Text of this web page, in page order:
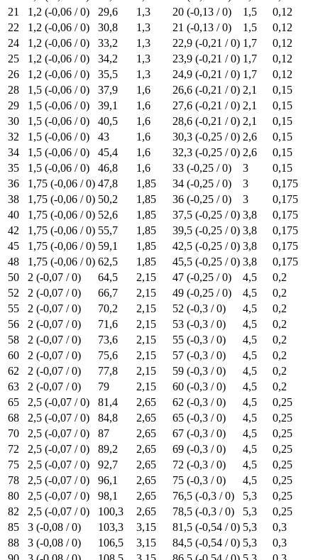
21
1,2 (-0,06 / 0) 29,6 1,3 20 (-0,13 / 0) 1,5
0,12
22
1,2 (-0,06 / 0) 30,8 1,3 21 (-0,13 / 0) 1,5
0,12
24
1,2 (-0,06 / 0) 33,2 1,3 22,9 (-0,21 / 0) 1,7
0,12
25
1,2 (-0,06 / 0) 34,2 1,3 23,9 (-0,21 / 0) 1,7
0,12
26
1,2 (-0,06 / 0) 35,5 1,3 24,9 (-0,21 / 0) 1,7
0,12
28
1,5 (-0,06 / 0) 37,9 1,6 26,6 (-0,21 / 0) 2,1
0,15
29
1,5 (-0,06 / 0) 39,1 1,6 27,6 (-0,21 / 0) 2,1
0,15
30
1,5 (-0,06 / 0) 40,5 1,6 28,6 (-0,21 / 0) 2,1
0,15
32
1,5 (-0,06 / 0) 43 1,6 30,3 (-0,25 / 0) 2,6
0,15
34
1,5 (-0,06 / 0) 45,4 1,6 32,3 (-0,25 / 0) 2,6
0,15
35
1,5 (-0,06 / 0) 46,8 1,6 33 (-0,25 / 0) 3
0,15
36
1,75 (-0,06 / 0) 47,8 1,85 34 (-0,25 / 0) 3
0,175
38
1,75 (-0,06 / 0) 50,2 1,85 36 (-0,25 / 0) 3
0,175
40
1,75 (-0,06 / 0) 52,6 1,85 37,5 (-0,25 / 0) 3,8
0,175
42
1,75 (-0,06 / 0) 55,7 1,85 39,5 (-0,25 / 0) 3,8
0,175
45
1,75 (-0,06 / 0) 59,1 1,85 42,5 (-0,25 / 0) 3,8
0,175
48
1,75 (-0,06 / 0) 62,5 1,85 45,5 (-0,25 / 0) 3,8
0,175
50
2 (-0,07 / 0) 64,5 2,15 47 (-0,25 / 0) 4,5
0,2
52
2 (-0,07 / 0) 66,7 2,15 49 (-0,25 / 0) 4,5
0,2
55
2 (-0,07 / 0) 70,2 2,15 52 (-0,3 / 0) 4,5
0,2
56
2 (-0,07 / 0) 71,6 2,15 53 (-0,3 / 0) 4,5
0,2
58
2 (-0,07 / 0) 73,6 2,15 55 (-0,3 / 0) 4,5
0,2
60
2 (-0,07 / 0) 75,6 2,15 57 (-0,3 / 0) 4,5
0,2
62
2 (-0,07 / 0) 77,8 2,15 59 (-0,3 / 0) 4,5
0,2
63
2 (-0,07 / 0) 79 2,15 60 (-0,3 / 0) 4,5
0,2
65
2,5 (-0,07 / 0) 81,4 2,65 62 (-0,3 / 0) 4,5
0,25
68
2,5 (-0,07 / 0) 84,8 2,65 65 (-0,3 / 0) 4,5
0,25
70
2,5 (-0,07 / 0) 87 2,65 67 (-0,3 / 0) 4,5
0,25
72
2,5 (-0,07 / 0) 89,2 2,65 69 (-0,3 / 0) 4,5
0,25
75
2,5 (-0,07 / 0) 92,7 2,65 72 (-0,3 / 0) 4,5
0,25
78
2,5 (-0,07 / 0) 96,1 2,65 75 (-0,3 / 0) 4,5
0,25
80
2,5 (-0,07 / 0) 98,1 2,65 76,5 (-0,3 / 0) 5,3
0,25
82
2,5 (-0,07 / 0) 100,3 2,65 78,5 (-0,3 / 0) 5,3
0,25
85
3 (-0,08 / 0) 103,3 3,15 81,5 (-0,54 / 0) 5,3
0,3
88
3 (-0,08 / 0) 106,5 3,15 84,5 (-0,54 / 0) 5,3
0,3